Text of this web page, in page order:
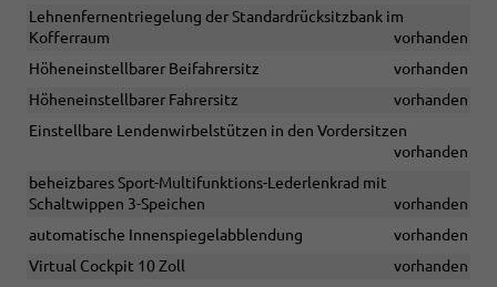
Lehnenfernentriegelung der Standardrücksitzbank im
Kofferraum
vorhanden
Höheneinstellbarer Beifahrersitz
vorhanden
Höheneinstellbarer Fahrersitz
vorhanden
Einstellbare Lendenwirbelstützen in den Vordersitzen
vorhanden
beheizbares Sport-Multifunktions-Lederlenkrad mit
Schaltwippen 3-Speichen
vorhanden
automatische Innenspiegelabblendung
vorhanden
Virtual Cockpit 10 Zoll
vorhanden